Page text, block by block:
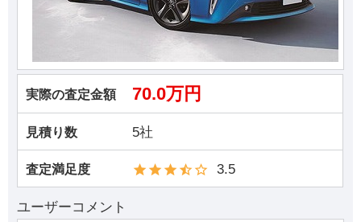
実際の査定金額 70.0万円
見積り数 5社
査定満足度 3.5
ユーザーコメント